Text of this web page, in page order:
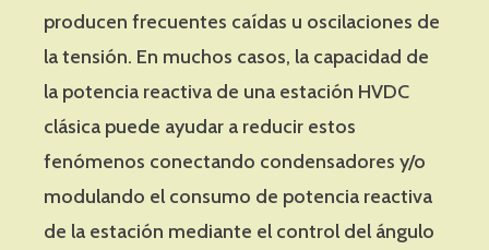
producen frecuentes caídas u oscilaciones de
la tensión. En muchos casos, la capacidad de
la potencia reactiva de una estación HVDC
clásica puede ayudar a reducir estos
fenómenos conectando condensadores y/o
modulando el consumo de potencia reactiva
de la estación mediante el control del ángulo